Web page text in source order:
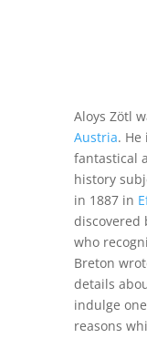
Aloys Zötl
Austria.
fantastical
history
in 1887 in
discovered
who
Breton
details
indulge
reasons